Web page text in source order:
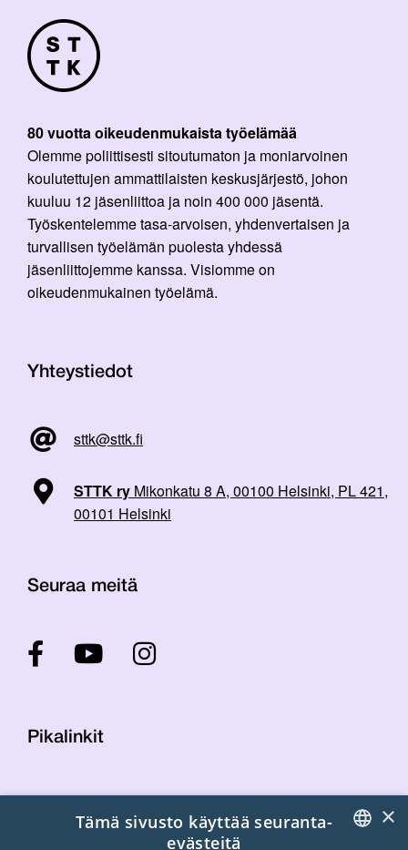
80 vuotta oikeudenmukaista työelämää
Olemme poliittisesti sitoutumaton ja moniarvoinen
koulutettujen ammattilaisten keskusjärjestö, johon
kuuluu 12 jäsenliittoa ja noin 400 000 jäsentä.
Työskentelemme tasa-arvoisen, yhdenvertaisen ja
turvallisen työelämän puolesta yhdessä
jäsenliittojemme kanssa. Visiomme on
oikeudenmukainen työelämä.
Yhteystiedot
sttk@sttk.fi
STTK ry Mikonkatu 8 A, 00100 Helsinki, PL 421,
00101 Helsinki
Seuraa meitä
Pikalinkit
Laskutustiedot
×
Tämä sivusto käyttää seuranta-
evästeitä